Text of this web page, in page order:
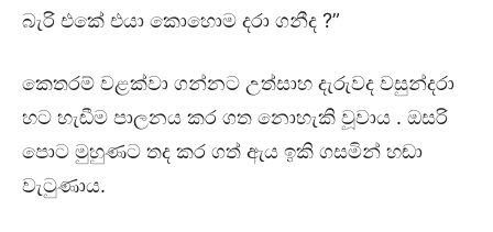
බැරි එකේ එයා කොහොම දරා ගනීද ?”
කෙතරම් වළක්වා ගන්නට උත්සාහ දැරුවද වසුන්දරා
හට හැඬීම පාලනය කර ගත නොහැකි වූවාය . ඔසරි
පොට මුහුණට තද කර ගත් ඇය ඉකි ගසමින් හඬා
වැටුණාය.